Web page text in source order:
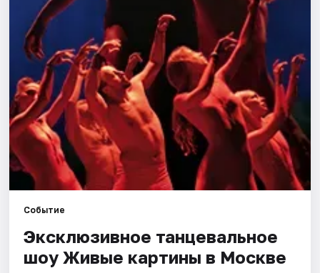
Артисты
Рейтинги
Событие
Эксклюзивное танцевальное
шоу Живые картины в Москве